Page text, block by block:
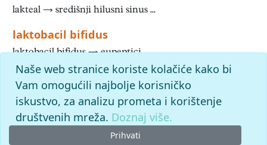
lakteal → središnji hilusni sinus ...
laktobacil bifidus
laktobacil bifidus → eupeptici ...
slovol: pronađenih odgovora: 497; vrijeme izvršavanja
upita: 56 ms
Naše web stranice koriste kolačiće kako bi
Vam omogućili najbolje korisničko
iskustvo, za analizu prometa i korištenje
društvenih mreža. Doznaj više.
Prihvati